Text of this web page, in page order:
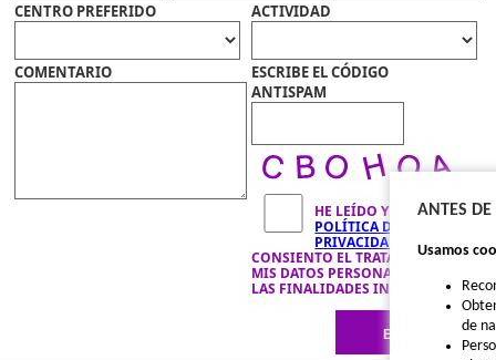
CENTRO PREFERIDO ACTIVIDAD
COMENTARIO
ESCRIBE EL CÓDIGO
ANTISPAM
HE LEÍDO Y ACEPTO LA
POLÍTICA DE
PRIVACIDAD
CONSIENTO EL TRATAMIENTO DE
MIS DATOS PERSONALES PARA
LAS FINALIDADES INDICADAS.
ANTES
Usamos
de